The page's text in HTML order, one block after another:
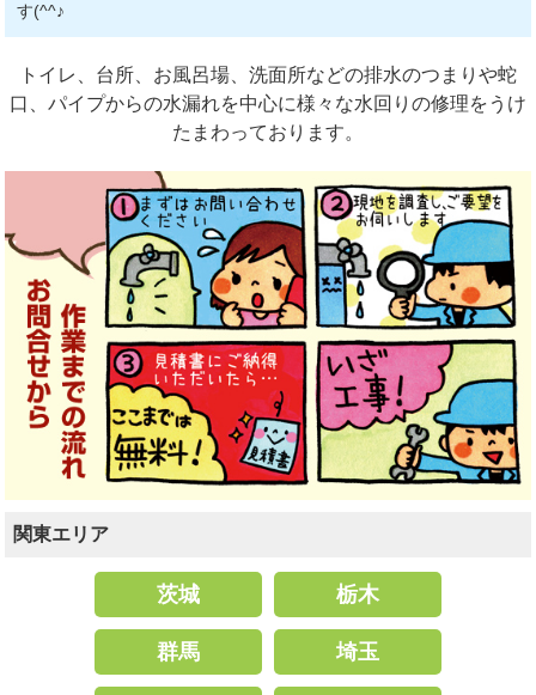
す(^^♪
トイレ、台所、お風呂場、洗面所などの排水のつまりや蛇
口、パイプからの水漏れを中心に様々な水回りの修理をうけ
たまわっております。
関東エリア
茨城 栃木
群馬 埼玉